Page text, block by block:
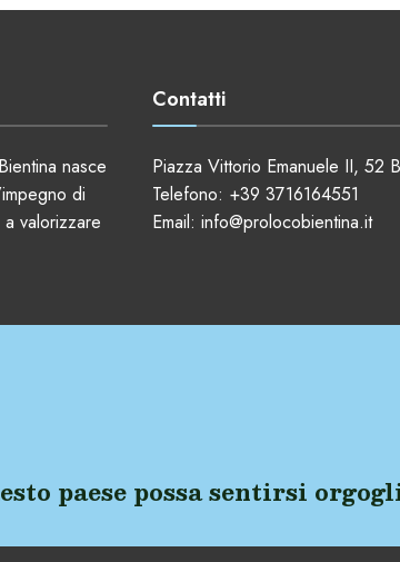
nasce
di
valorizzare
Contatti
Piazza Vittorio Emanuele II, 52
Telefono: +39 3716164551
Email: info@prolocobientina.it
paese possa sentirsi